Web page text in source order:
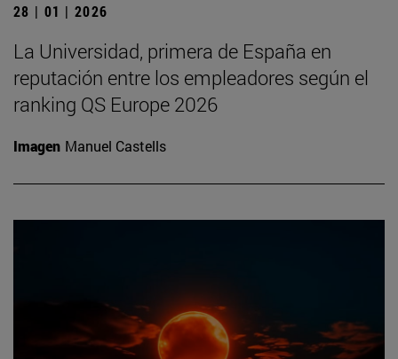
28 | 01 | 2026
La Universidad, primera de España en
reputación entre los empleadores según el
ranking QS Europe 2026
Imagen Manuel Castells